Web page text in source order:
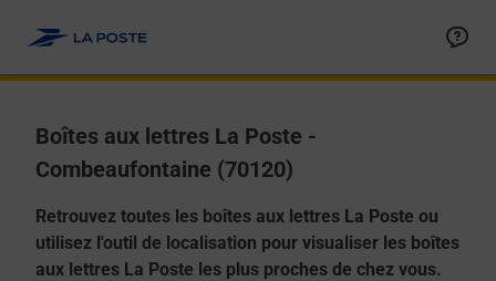
Boîtes aux lettres La Poste -
Combeaufontaine (70120)
Retrouvez toutes les boîtes aux lettres La Poste ou
utilisez l'outil de localisation pour visualiser les boîtes
aux lettres La Poste les plus proches de chez vous.